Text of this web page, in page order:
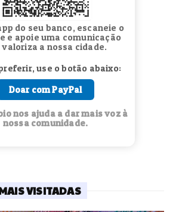
do seu banco, escaneie o
e apoie uma comunicação
valoriza a nossa cidade.
use o botão abaixo:
Doar com PayPal
nos ajuda a dar mais voz à
nossa comunidade.
VISITADAS